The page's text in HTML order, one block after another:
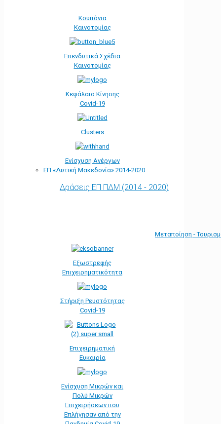
Κουπόνια
Καινοτομίας
Επενδυτικά Σχέδια
Καινοτομίας
Κεφάλαιο Κίνησης
Covid-19
Clusters
Ενίσχυση Ανέργων
ΕΠ «Δυτική Μακεδονία» 2014-2020
Δράσεις ΕΠ ΠΔΜ (2014 - 2020)
Μεταποίηση -
Εξωστρεφής
Επιχειρηματικότητα
Στήριξη Ρευστότητας
Covid-19
Επιχειρηματική
Ευκαιρία
Ενίσχυση Μικρών και
Πολύ Μικρών
Επιχειρήσεων που
Επλήγησαν από την